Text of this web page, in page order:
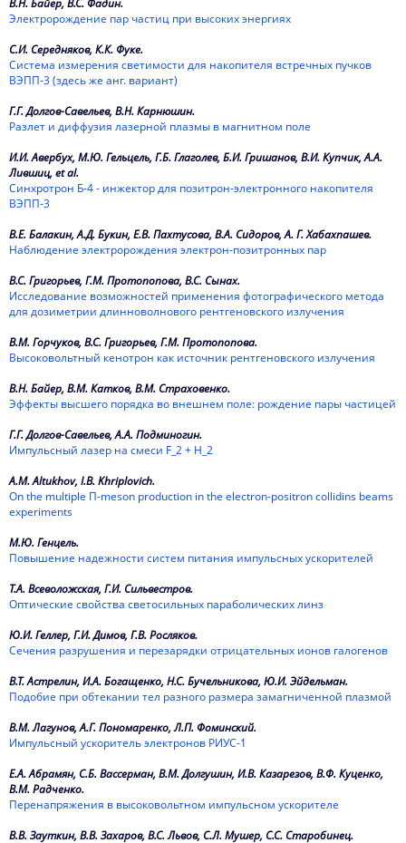
2014
2013
2012
2011
2009
2007
2006
2004
2003
2002
2000
1999
1997
1996
1995
1993
1992
В.Н. Байер, В.С. Фадин.
Электророждение пар частиц при высоких энергиях
С.И. Середняков, К.К. Фуке.
Система измерения светимости для накопителя встречных пучков
ВЭПП-3 (здесь же анг. вариант)
Г.Г. Долгов-Савельев, В.Н. Карнюшин.
Разлет и диффузия лазерной плазмы в магнитном поле
И.И. Авербух, М.Ю. Гельцель, Г.Б. Глаголев, Б.И. Гришанов, В.И. Купчик, А.А.
Лившиц, et al.
Синхротрон Б-4 - инжектор для позитрон-электронного накопителя
ВЭПП-3
В.Е. Балакин, А.Д. Букин, Е.В. Пахтусова, В.А. Сидоров, А. Г. Хабахпашев.
Наблюдение электророждения электрон-позитронных пар
В.С. Григорьев, Г.М. Протопопова, В.С. Сынах.
Исследование возможностей применения фотографического метода
для дозиметрии длинноволнового рентгеновского излучения
В.М. Горчуков, В.С. Григорьев, Г.М. Протопопова.
Высоковольтный кенотрон как источник рентгеновского излучения
В.Н. Байер, В.М. Катков, В.М. Страховенко.
Эффекты высшего порядка во внешнем поле: рождение пары частицей
Г.Г. Долгов-Савельев, А.А. Подминогин.
Импульсный лазер на смеси F_2 + H_2
A.M. Altukhov, I.B. Khriplovich.
On the multiple П-meson production in the electron-positron collidins beams
experiments
М.Ю. Генцель.
Повышение надежности систем питания импульсных ускорителей
Т.А. Всеволожская, Г.И. Сильвестров.
Оптические свойства светосильных параболических линз
Ю.И. Геллер, Г.И. Димов, Г.В. Росляков.
Сечения разрушения и перезарядки отрицательных ионов галогенов
В.Т. Астрелин, И.А. Богащенко, Н.С. Бучельникова, Ю.И. Эйдельман.
Подобие при обтекании тел разного размера замагниченной плазмой
В.М. Лагунов, А.Г. Пономаренко, Л.П. Фоминский.
Импульсный ускоритель электронов РИУС-1
Е.А. Абрамян, С.Б. Вассерман, В.М. Долгушин, И.В. Казарезов, В.Ф. Куценко,
В.М. Радченко.
Перенапряжения в высоковольтном импульсном ускорителе
В.В. Зауткин, В.В. Захаров, В.С. Львов, С.Л. Мушер, С.С. Старобинец.